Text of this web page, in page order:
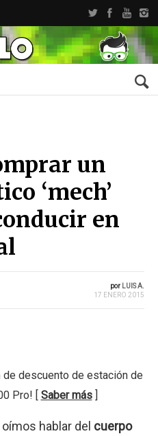
un
‘mech’
en
por LUIS A.
17 ENERO 2015
de descuento de estación de
Pro! [ Saber más]
hablar del cuerpo